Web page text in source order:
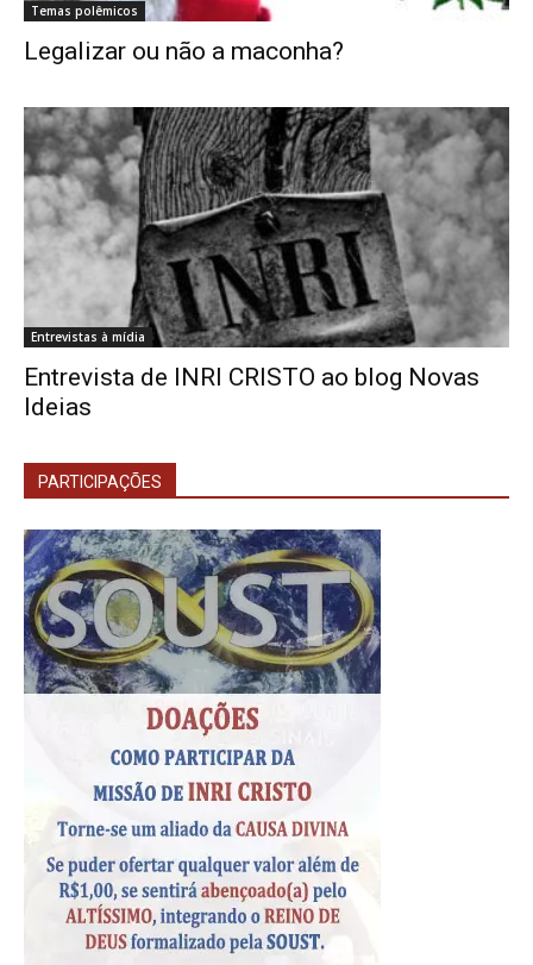
Temas polêmicos
Legalizar ou não a maconha?
Entrevistas à mídia
Entrevista de INRI CRISTO ao blog Novas
Ideias
PARTICIPAÇÕES